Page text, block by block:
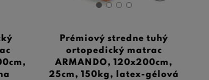
Prémiový stredne tuhý
ortopedický matrac
ARMANDO, 120x200cm,
25cm, 150kg, latex-gélová